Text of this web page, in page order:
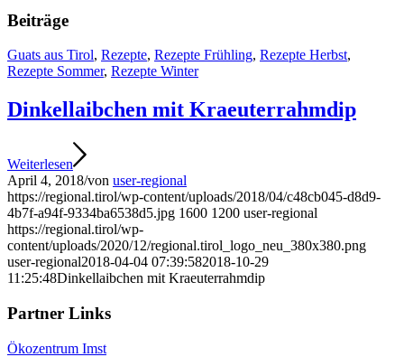
Beiträge
Guats aus Tirol, Rezepte, Rezepte Frühling, Rezepte Herbst,
Rezepte Sommer, Rezepte Winter
Dinkellaibchen mit Kraeuterrahmdip
Weiterlesen
April 4, 2018/von user-regional
https://regional.tirol/wp-content/uploads/2018/04/c48cb045-d8d9-
4b7f-a94f-9334ba6538d5.jpg 1600 1200 user-regional
https://regional.tirol/wp-
content/uploads/2020/12/regional.tirol_logo_neu_380x380.png
user-regional2018-04-04 07:39:582018-10-29
11:25:48Dinkellaibchen mit Kraeuterrahmdip
Partner Links
Ökozentrum Imst